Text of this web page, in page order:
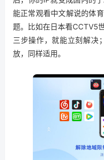
能正常观看中文解说的体
题。比如在日本看CCTV5
三步操作，就能立刻解决
放，同样适用。